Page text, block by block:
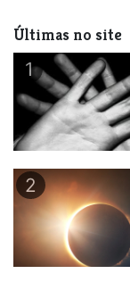
Últimas no site
1
2